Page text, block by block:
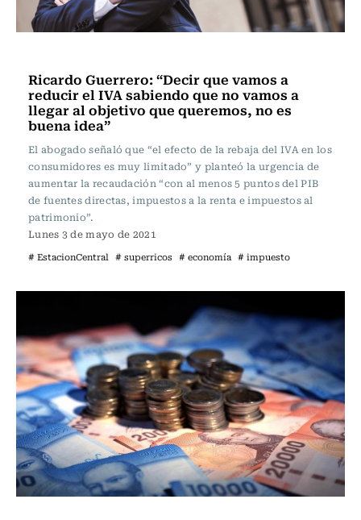
Ricardo Guerrero: “Decir que vamos a
reducir el IVA sabiendo que no vamos a
llegar al objetivo que queremos, no es
buena idea”
El abogado señaló que “el efecto de la rebaja del IVA en los
consumidores es muy limitado” y planteó la urgencia de
aumentar la recaudación “con al menos 5 puntos del PIB
de fuentes directas, impuestos a la renta e impuestos al
patrimonio”.
Lunes 3 de mayo de 2021
# EstacionCentral # superricos # economía # impuesto